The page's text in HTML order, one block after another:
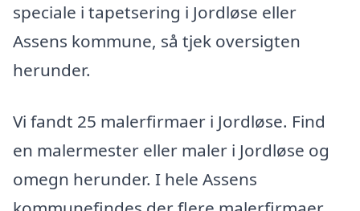
speciale i tapetsering i Jordløse eller
Assens kommune, så tjek oversigten
herunder.
Vi fandt 25 malerfirmaer i Jordløse. Find
en malermester eller maler i Jordløse og
omegn herunder. I hele Assens